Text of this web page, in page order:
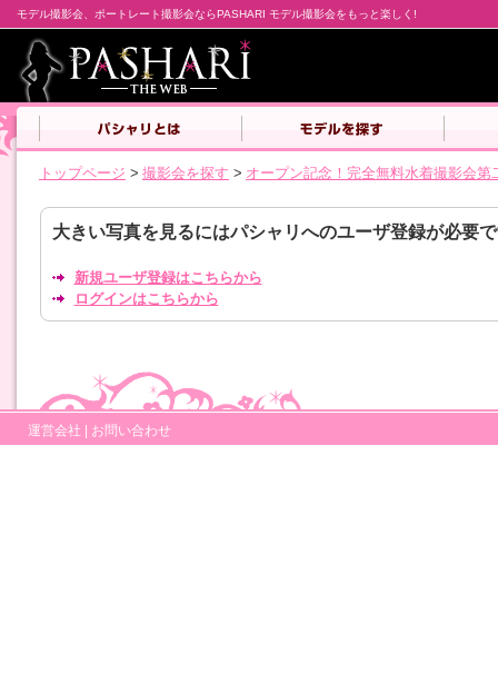
モデル撮影会、ポートレート撮影会ならPASHARI モデル撮影会をもっと楽しく!
トップページ > 撮影会を探す > オープン記念！完全無料水着撮影会第
大きい写真を見るにはパシャリへのユーザ登録が必要
新規ユーザ登録はこちらから
ログインはこちらから
運営会社 | お問い合わせ